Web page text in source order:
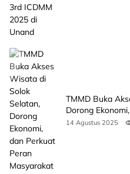
TMMD Buka
Dorong
14 Agustus 2025